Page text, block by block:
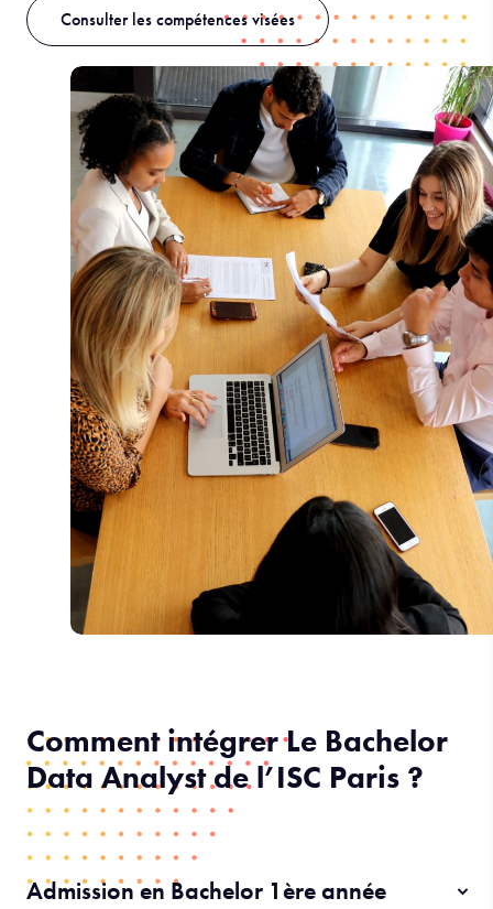
Consulter les compétences visées
Comment intégrer Le Bachelor
Data Analyst de l’ISC Paris ?
Admission en Bachelor 1ère année